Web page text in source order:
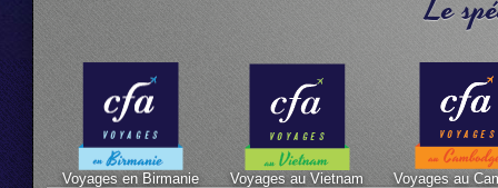
Voyages en Birmanie Voyages au Vietnam Voyages au